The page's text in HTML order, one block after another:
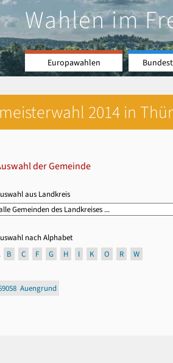
Wahlen im
Europawahlen
2014 in
der Gemeinde
aus Landkreis
nach Alphabet
B C F G H I K O R W
Auengrund